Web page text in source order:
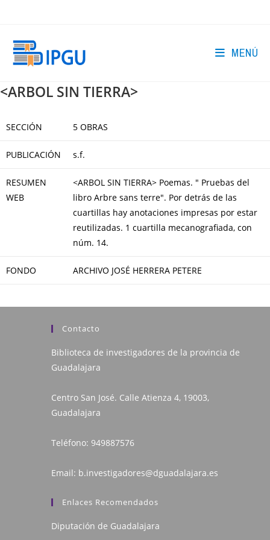
MENÚ
<ARBOL SIN TIERRA>
SECCIÓN 5 OBRAS
PUBLICACIÓN s.f.
RESUMEN
WEB
<ARBOL SIN TIERRA> Poemas. " Pruebas del
libro Arbre sans terre". Por detrás de las
cuartillas hay anotaciones impresas por estar
reutilizadas. 1 cuartilla mecanografiada, con
núm. 14.
FONDO ARCHIVO JOSÉ HERRERA PETERE
Contacto
Biblioteca de investigadores de la provincia de
Guadalajara
Centro San José. Calle Atienza 4, 19003,
Guadalajara
Teléfono: 949887576
Email: b.investigadores@dguadalajara.es
Enlaces Recomendados
Diputación de Guadalajara